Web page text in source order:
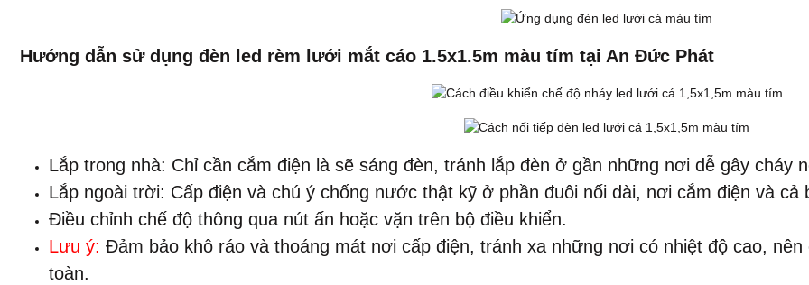
Hướng dẫn sử dụng đèn led rèm lưới mắt cáo 1.5x1.5m màu tím tại An Đức Phát
Lắp trong nhà: Chỉ cần cắm điện là sẽ sáng đèn, tránh lắp đèn ở gần những nơi dễ gây cháy
Lắp ngoài trời: Cấp điện và chú ý chống nước thật kỹ ở phần đuôi nối dài, nơi cắm điện và cả
Điều chỉnh chế độ thông qua nút ấn hoặc vặn trên bộ điều khiển.
Lưu ý: Đảm bảo khô ráo và thoáng mát nơi cấp điện, tránh xa những nơi có nhiệt độ cao,
toàn.